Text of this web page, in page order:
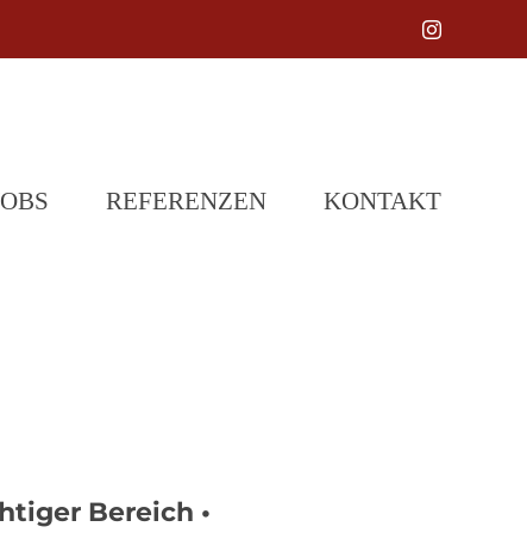
Instagram
REFERENZEN KONTAKT
Bereich •